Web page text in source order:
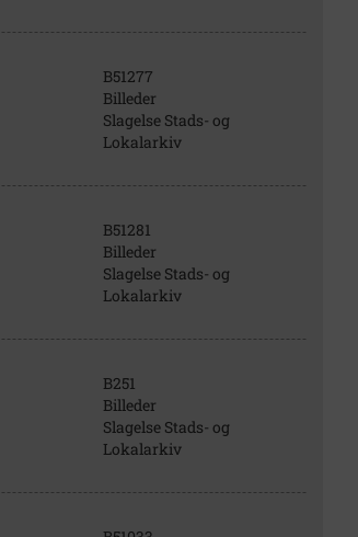
B51277
Billeder
Slagelse Stads- og
Lokalarkiv
B51281
Billeder
Slagelse Stads- og
Lokalarkiv
B251
Billeder
Slagelse Stads- og
Lokalarkiv